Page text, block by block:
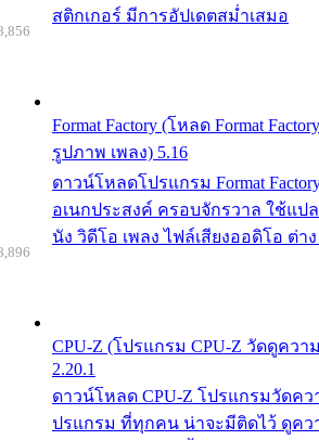
สติกเกอร์ มีการอัปเดตสม่ำเสมอ
Format Factory (โหลด Format
รูปภาพ เพลง) 5.16
ดาวน์โหลดโปรแกรม Format
อเนกประสงค์ ครอบจักรวาล ใช้แป
นัง วิดีโอ เพลง ไฟล์เสียงออดิโอ ต่าง
CPU-Z (โปรแกรม CPU-Z วัดดูควา
2.20.1
ดาวน์โหลด CPU-Z โปรแกรมวัดคว
ปรแกรม ที่ทุกคน น่าจะมีติดไว้ ดูควา